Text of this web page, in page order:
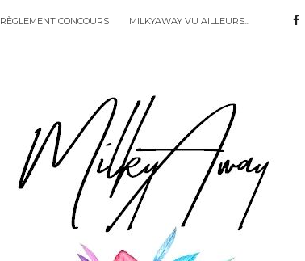
RÈGLEMENT CONCOURS MILKYAWAY VU AILLEURS...